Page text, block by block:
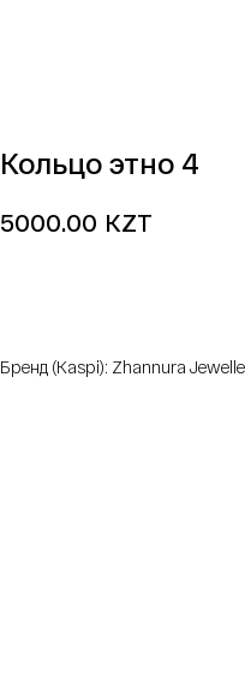
Кольцо этно 4
5000.00 KZT
Бренд (Kaspi): Zhannura